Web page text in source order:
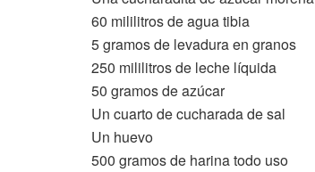
60 mililitros de agua tibia
5 gramos de levadura en granos
250 mililitros de leche líquida
50 gramos de azúcar
Un cuarto de cucharada de sal
Un huevo
500 gramos de harina todo uso